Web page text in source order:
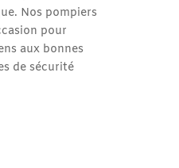
Nos pompiers
pour
aux bonnes
de sécurité